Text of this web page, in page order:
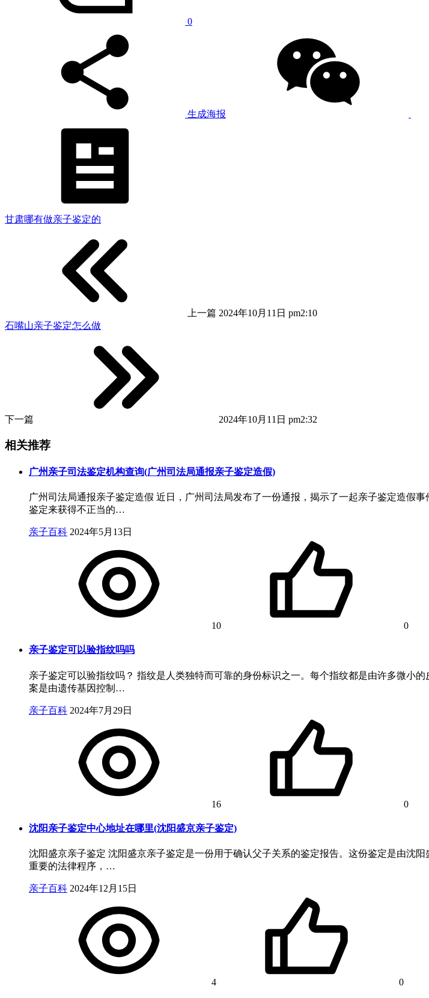
0
生成海报
甘肃哪有做亲子鉴定的
上一篇 2024年10月11日 pm2:10
石嘴山亲子鉴定怎么做
下一篇 2024年10月11日 pm2:32
相关推荐
广州亲子司法鉴定机构查询(广州司法局通报亲子鉴定造假)
广州司法局通报亲子鉴定造假 近日，广州司法局发布了一份通报，揭示了一起亲子鉴定造假
鉴定来获得不正当的…
亲子百科 2024年5月13日
10 0
亲子鉴定可以验指纹吗吗
亲子鉴定可以验指纹吗？ 指纹是人类独特而可靠的身份标识之一。每个指纹都是由许多微小
案是由遗传基因控制…
亲子百科 2024年7月29日
16 0
沈阳亲子鉴定中心地址在哪里(沈阳盛京亲子鉴定)
沈阳盛京亲子鉴定 沈阳盛京亲子鉴定是一份用于确认父子关系的鉴定报告。这份鉴定是由沈
重要的法律程序，…
亲子百科 2024年12月15日
4 0